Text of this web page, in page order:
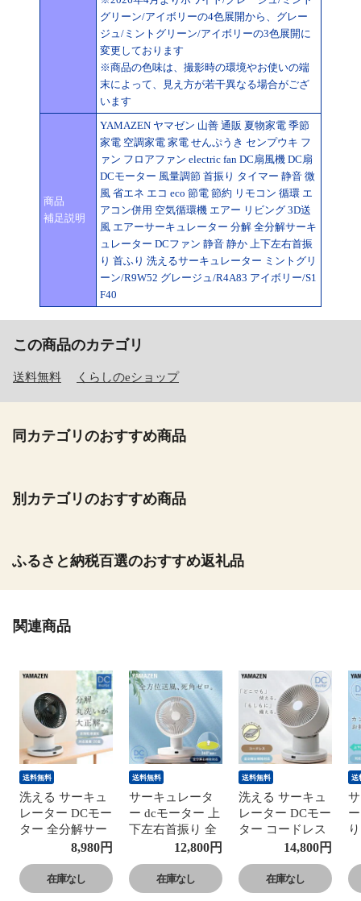
グリーン/アイボリーの4色展開から、グレー
ジュ/ミントグリーン/アイボリーの3色展開に
変更しております
※商品の色味は、撮影時の環境やお使いの端
末によって、見え方が若干異なる場合がござ
います
商品
補足説明
YAMAZEN ヤマゼン 山善 通販 夏物家電 季節
家電 空調家電 家電 せんぷうき センプウキ フ
ァン フロアファン electric fan DC扇風機 DC扇
DCモーター 風量調節 首振り タイマー 静音 微
風 省エネ エコ eco 節電 節約 リモコン 循環 エ
アコン併用 空気循環機 エアー リビング 3D送
風 エアーサーキュレーター 分解 全分解サーキ
ュレーター DCファン 静音 静か 上下左右首振
り 首ふり 洗えるサーキュレーター ミントグリ
ーン/R9W52 グレージュ/R4A83 アイボリー/S1
F40
この商品のカテゴリ
送料無料 くらしのeショップ
同カテゴリのおすすめ商品
別カテゴリのおすすめ商品
ふるさと納税百選のおすすめ返礼品
関連商品
送料無料
洗える サーキュ
レーター DCモー
ター 全分解サー
キュレーター 上
下左右首振り 28
畳まで 風量10段
階 DCサーキュレ
8,980円
在庫なし
送料無料
サーキュレータ
ー dcモーター 上
下左右首振り 全
方位送風 サーキ
ュレーター
ZERO 全分解 洗
える サーキュレ
12,800円
在庫なし
送料無料
洗える サーキュ
レーター DCモー
ター コードレス
充電式 PD対応
全分解サーキュ
レーター 上下左
右首振り 24畳ま
14,800円
在庫なし
送